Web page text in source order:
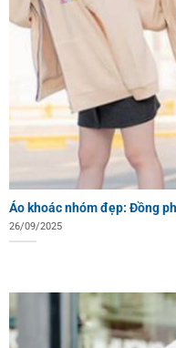
Áo khoác nhóm đẹp: Đồng
26/09/2025